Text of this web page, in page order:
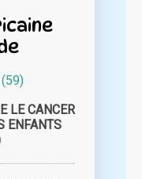
LE CANCER
ENFANTS